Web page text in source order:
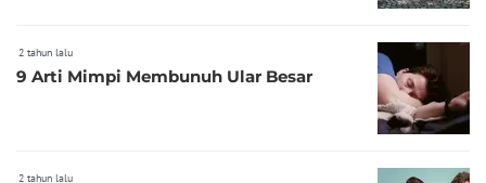
2 tahun lalu
9 Arti Mimpi Membunuh Ular Besar
2 tahun lalu